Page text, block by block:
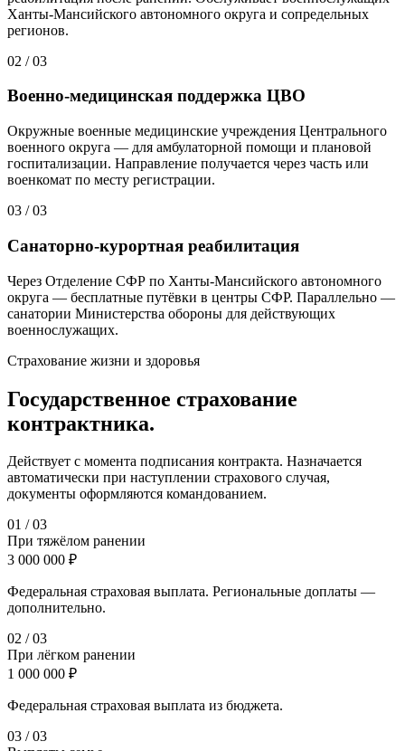
Ханты-Мансийского автономного округа и сопредельных
регионов.
02 /03
Военно-медицинская поддержка ЦВО
Окружные военные медицинские учреждения Центрального
военного округа — для амбулаторной помощи и плановой
госпитализации. Направление получается через часть или
военкомат по месту регистрации.
03 /03
Санаторно-курортная реабилитация
Через Отделение СФР по Ханты-Мансийского автономного
округа — бесплатные путёвки в центры СФР. Параллельно —
санатории Министерства обороны для действующих
военнослужащих.
Страхование жизни и здоровья
Государственное страхование
контрактника.
Действует с момента подписания контракта. Назначается
автоматически при наступлении страхового случая,
документы оформляются командованием.
01 /03
При тяжёлом ранении
3 000 000 ₽
Федеральная страховая выплата. Региональные доплаты —
дополнительно.
02 /03
При лёгком ранении
1 000 000 ₽
Федеральная страховая выплата из бюджета.
03 /03